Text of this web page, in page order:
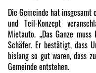
Die Gemeinde hat
und Teil-Konzept
Mietauto. „Das Ganze
Schäfer. Er bestätigt, dass
bislang so gut waren, dass
Gemeinde entstehen.